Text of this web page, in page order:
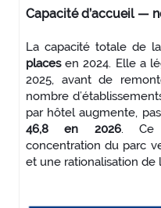
Capacité d’accueil —
La capacité totale de
placesen 2024. Elle a
2025, avant de
nombre
par hôtel augmente,
46,8 en 2026. Ce
concentration du parc
et une rationalisation de